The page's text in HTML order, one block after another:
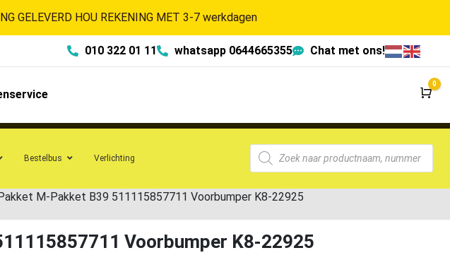
GELEVERD HOU REKENING MET 3-7 werkdagen
010 322 01 11 whatsapp 0644665355 Chat met ons!
0
Bestelbus Verlichting
M-Pakket B39 511115857711 Voorbumper K8-22925
Voorbumper K8-22925